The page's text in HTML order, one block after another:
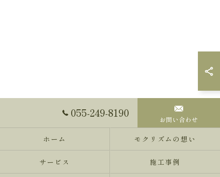
055-249-8190 お問い合わせ
ホーム モクリズムの想い
サービス 施工事例